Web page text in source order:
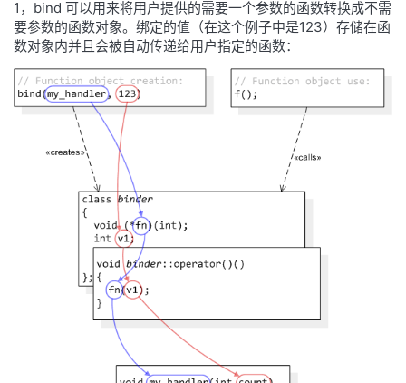
Note
1，bind 可以用来将用户提供的需要一个参数的函数转换成不需
要参数的函数对象。绑定的值（在这个例子中是123）存储在函
数对象内并且会被自动传递给用户指定的函数：